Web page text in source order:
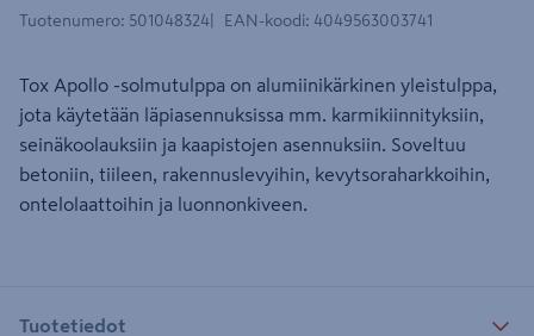
Tuotenumero: 501048324 EAN-koodi: 4049563003741
Tox Apollo -solmutulppa on alumiinikärkinen yleistulppa,
jota käytetään läpiasennuksissa mm. karmikiinnityksiin,
seinäkoolauksiin ja kaapistojen asennuksiin. Soveltuu
betoniin, tiileen, rakennuslevyihin, kevytsoraharkkoihin,
ontelolaattoihin ja luonnonkiveen.
Tuotetiedot